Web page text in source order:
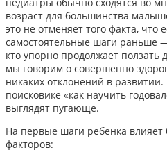
возраст для большинства
это не отменяет того факта, что
самостоятельные шаги раньше
кто упорно продолжает ползать
мы говорим о совершенно
никаких отклонений в
поисковике «как научить
выглядят пугающе.
На первые шаги ребенка влияет
факторов: